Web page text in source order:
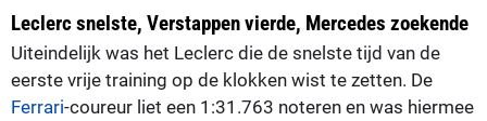
Leclerc snelste, Verstappen vierde, Mercedes zoekende
Uiteindelijk was het Leclerc die de snelste tijd van de
eerste vrije training op de klokken wist te zetten. De
Ferrari-coureur liet een 1:31.763 noteren en was hiermee